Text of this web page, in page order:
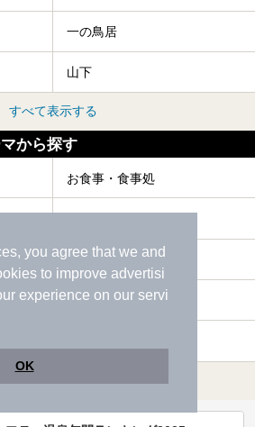
you agree that we and
to improve advertisi
experience on our servi
OK
一の鳥居
山下
すべて表示する
から探す
お食事・食事処
露天風呂
宿泊